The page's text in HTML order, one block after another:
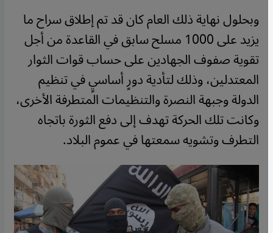
وبحلول نهاية ذلك العام كان قد تم إطلاق سراح ما
يزيد على 1000 مسلح سابق في القاعدة من أجل
تقوية صفوف الجهادين على حساب قوات الثوار
المعتدلين، وذلك لتأدية دورٍ أساسيٍ في تنظيم
الدولة وجبهة النصرة والتنظيمات المتطرفة الأخرى،
وكانت تلك الحركة تهدف إلى دفع الثورة باتجاه
التطرف وتشويه سمعتها في عموم البلاد.